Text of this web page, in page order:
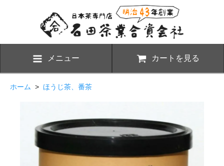
メニュー カートを見る
ホーム > ほうじ茶、番茶